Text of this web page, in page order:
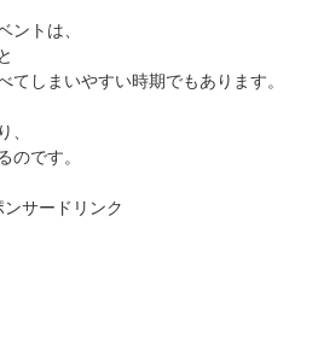
ントは、
てしまいやすい時期でもあります。
、
のです。
ンサードリンク